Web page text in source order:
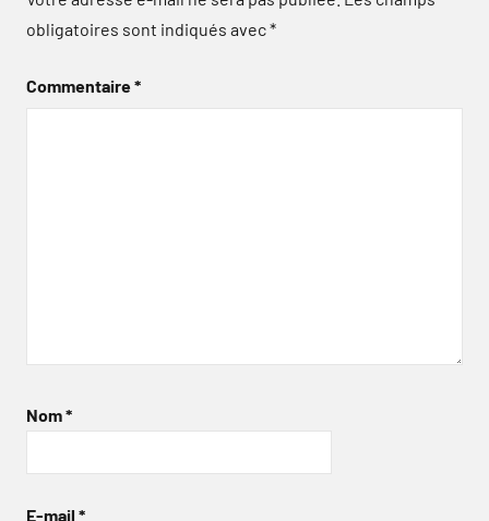
obligatoires sont indiqués avec*
Commentaire*
Nom*
E-mail *